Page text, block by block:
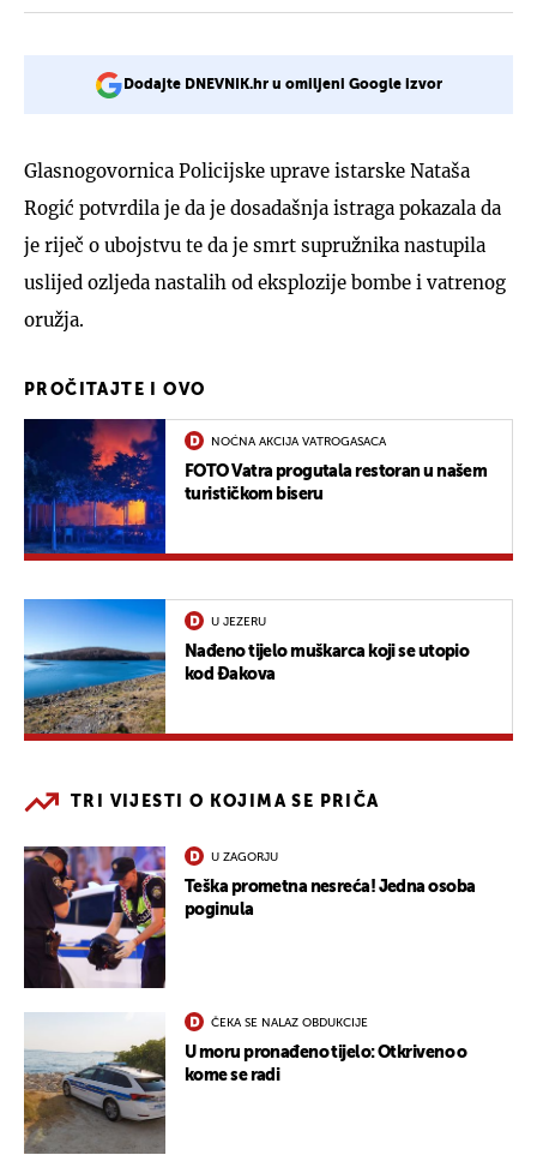
Dodajte DNEVNIK.hr u omiljeni Google izvor
Glasnogovornica Policijske uprave istarske Nataša
Rogić potvrdila je da je dosadašnja istraga pokazala da
je riječ o ubojstvu te da je smrt supružnika nastupila
uslijed ozljeda nastalih od eksplozije bombe i vatrenog
oružja.
PROČITAJTE I OVO
NOĆNA AKCIJA VATROGASACA
FOTO Vatra progutala restoran u našem
turističkom biseru
U JEZERU
Nađeno tijelo muškarca koji se utopio
kod Đakova
TRI VIJESTI O KOJIMA SE PRIČA
U ZAGORJU
Teška prometna nesreća! Jedna osoba
poginula
ČEKA SE NALAZ OBDUKCIJE
U moru pronađeno tijelo: Otkriveno o
kome se radi